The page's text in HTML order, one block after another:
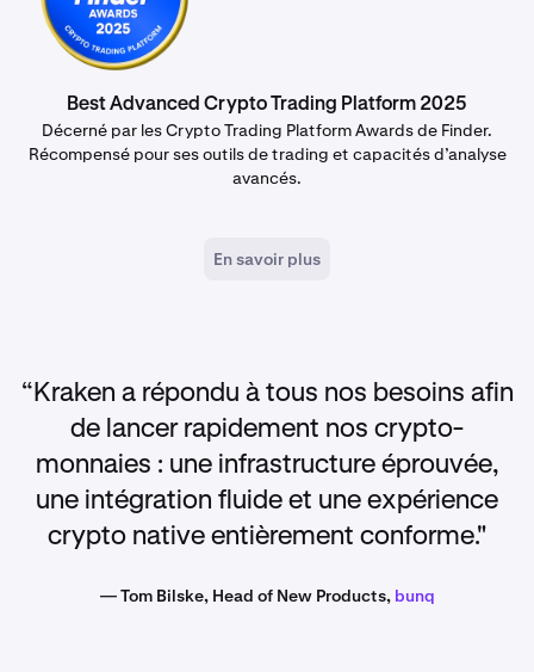
Best Advanced Crypto Trading Platform 2025
Décerné par les Crypto Trading Platform Awards de Finder.
Récompensé pour ses outils de trading et capacités d’analyse
avancés.
En savoir plus
“Kraken a répondu à tous nos besoins afin
de lancer rapidement nos crypto-
monnaies : une infrastructure éprouvée,
une intégration fluide et une expérience
crypto native entièrement conforme."
— Tom Bilske, Head of New Products, bunq